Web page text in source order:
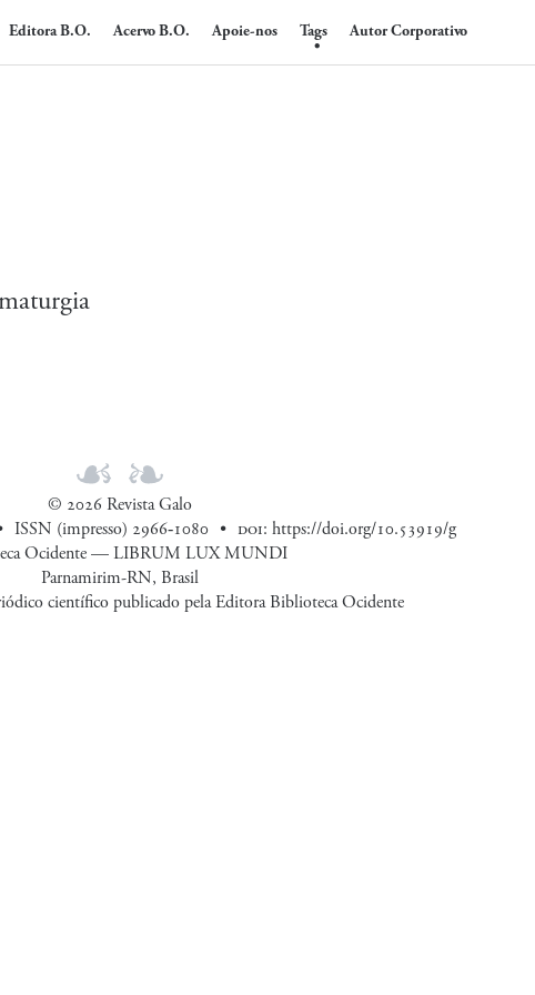
Editora B.O. Acervo B.O. Apoie-nos Tags Autor Corporativo
© 2026 Revista Galo
ISSN (impresso) 2966‑1080 doi: https://doi.org/10.53919/g
Ocidente — LIBRUM LUX MUNDI
Parnamirim-RN, Brasil
científico publicado pela Editora Biblioteca Ocidente